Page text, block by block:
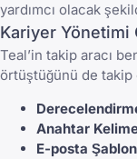
yardımcı olacak
Kariyer Yönetimi
Teal’in takip aracı
örtüştüğünü de takip
Anahtar
E-posta